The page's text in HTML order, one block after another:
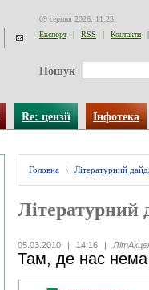
09 серпня 2026, 11:23
Експорт
| RSS | Контакти |
Пошук
Re: цензії Інфотека
Головна \ Літературний
Літературний
05.03.2010 | 14:16 |
Там, де нас нема